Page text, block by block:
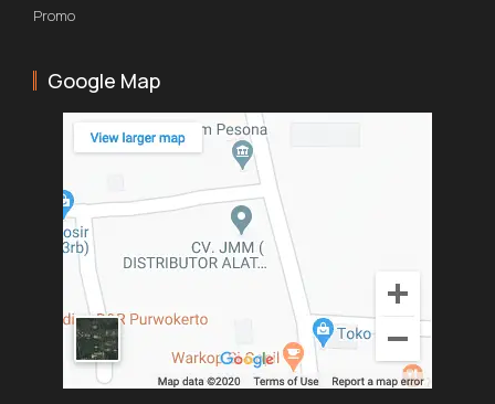
Promo
Google Map